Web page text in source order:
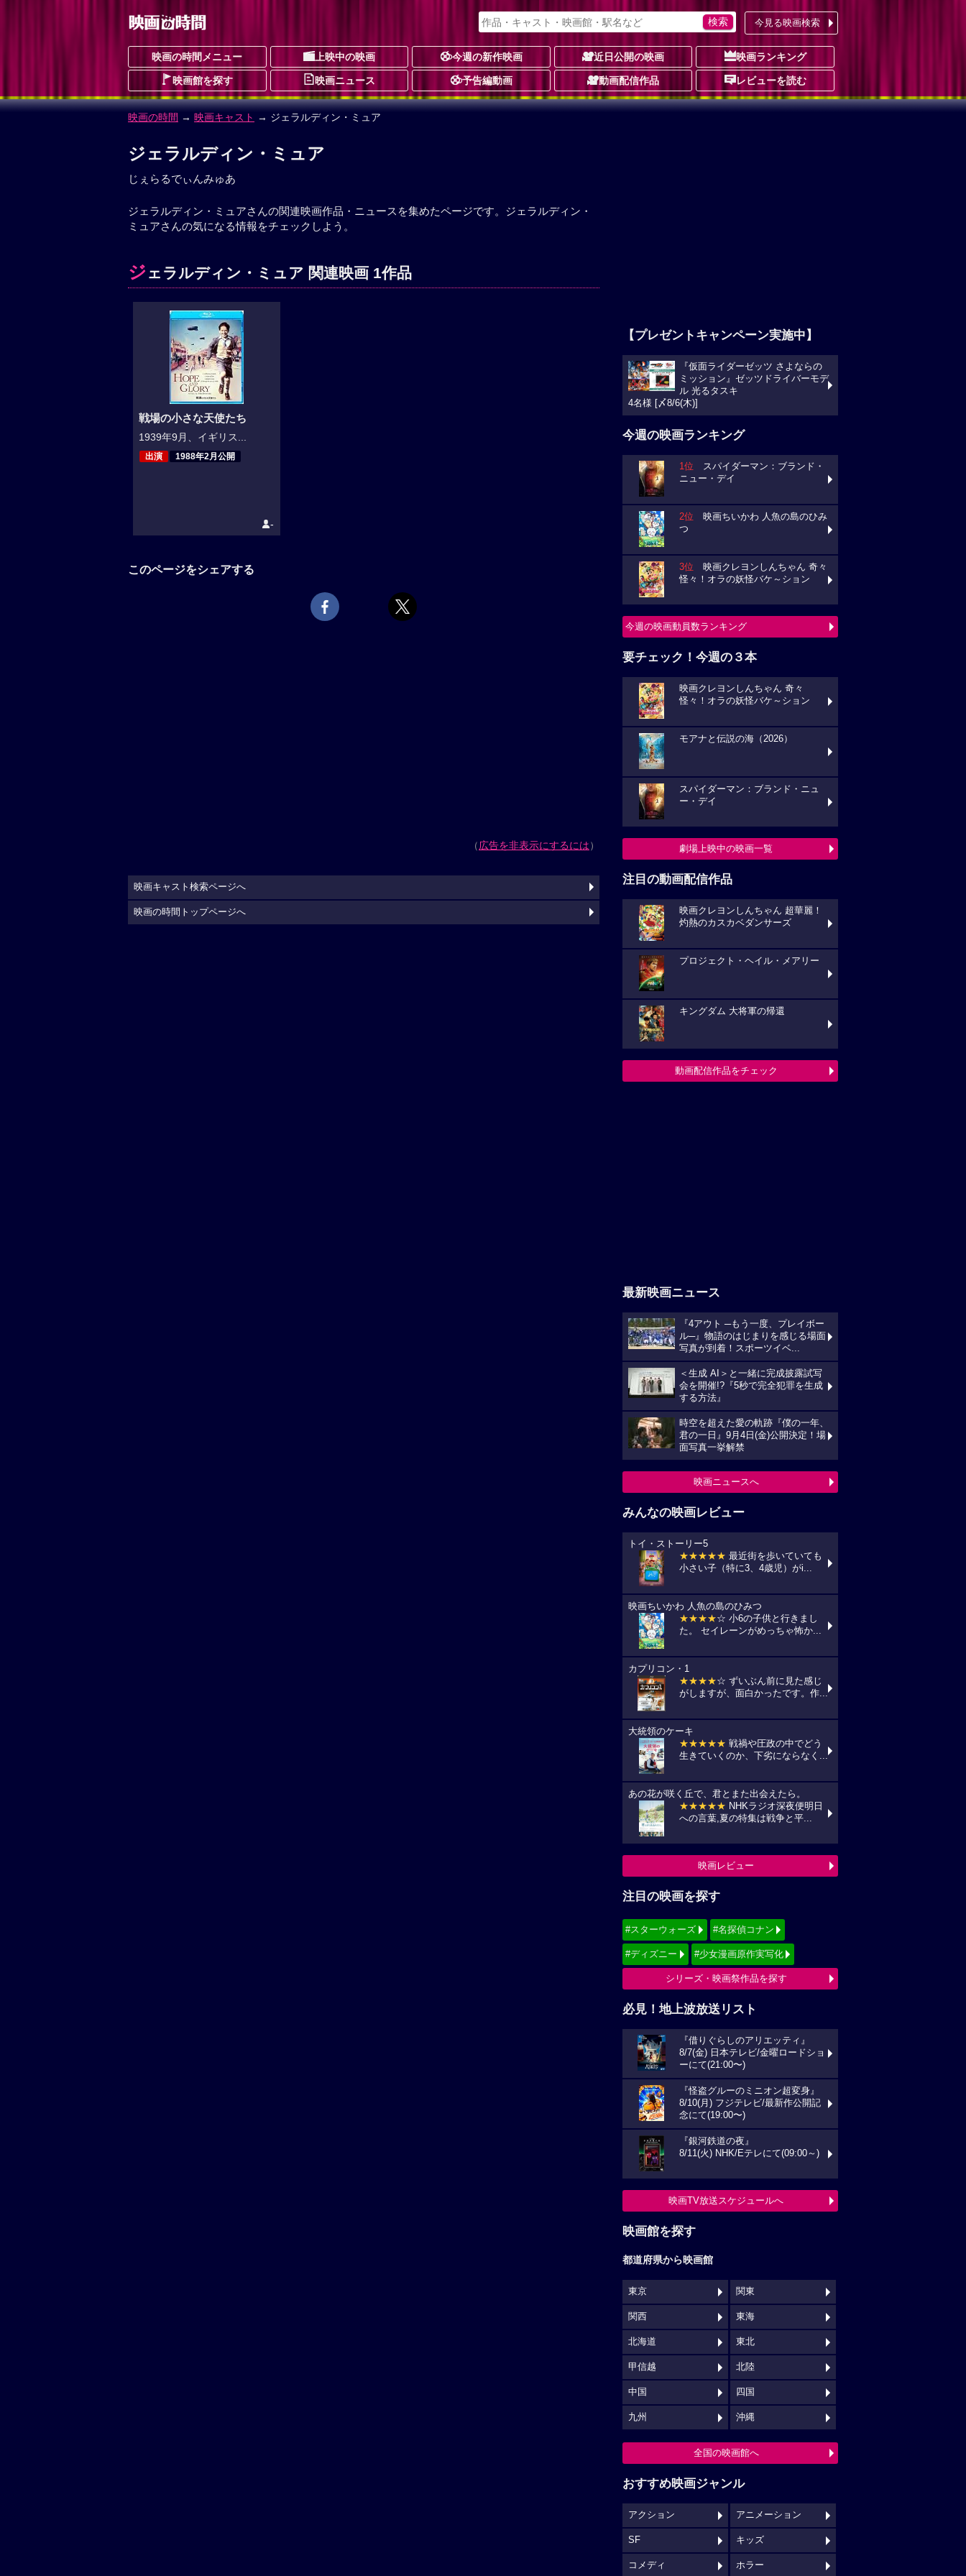
今見る映画検索
映画の時間メニュー 上映中の映画 今週の新作映画 近日公開の映画 映画ランキング
映画館を探す 映画ニュース 予告編動画 動画配信作品 レビューを読む
映画の時間 → 映画キャスト → ジェラルディン・ミュア
ジェラルディン・ミュア
じぇらるでぃんみゅあ
ジェラルディン・ミュアさんの関連映画作品・ニュースを集めたページです。ジェラルディン・
ミュアさんの気になる情報をチェックしよう。
ジ ェラルディン・ミュア 関連映画 1作品
戦場の小さな天使たち
1939年9月、イギリス...
出演 1988年2月公開
-
このページをシェアする
（広告を非表示にするには）
【プレゼントキャンペーン実施中】
『仮面ライダーゼッツ さよならの
ミッション』ゼッツドライバーモデ
ル 光るタスキ
4名様 [〆8/6(木)]
今週の映画ランキング
1位 スパイダーマン：ブランド・
ニュー・デイ
2位 映画ちいかわ 人魚の島のひみ
つ
3位 映画クレヨンしんちゃん 奇々
怪々！オラの妖怪バケ～ション
今週の映画動員数ランキング
要チェック！今週の３本
映画クレヨンしんちゃん 奇々
怪々！オラの妖怪バケ～ション
モアナと伝説の海（2026）
スパイダーマン：ブランド・ニュ
ー・デイ
劇場上映中の映画一覧
注目の動画配信作品
映画クレヨンしんちゃん 超華麗！
灼熱のカスカベダンサーズ
プロジェクト・ヘイル・メアリー
キングダム 大将軍の帰還
動画配信作品をチェック
最新映画ニュース
『4アウト ─もう一度、プレイボー
ル─』物語のはじまりを感じる場面
写真が到着！スポーツイベ...
＜生成 AI＞と一緒に完成披露試写
会を開催!?『5秒で完全犯罪を生成
する方法』
時空を超えた愛の軌跡『僕の一年、
君の一日』9月4日(金)公開決定！場
面写真一挙解禁
映画ニュースへ
みんなの映画レビュー
トイ・ストーリー5
★★★★★ 最近街を歩いていても
小さい子（特に3、4歳児）がi...
映画ちいかわ 人魚の島のひみつ
★★★★☆ 小6の子供と行きまし
た。 セイレーンがめっちゃ怖か...
カプリコン・1
★★★★☆ ずいぶん前に見た感じ
がしますが、面白かったです。作...
大統領のケーキ
★★★★★ 戦禍や圧政の中でどう
生きていくのか、下劣にならなく...
あの花が咲く丘で、君とまた出会えたら。
★★★★★ NHKラジオ深夜便明日
への言葉,夏の特集は戦争と平...
映画レビュー
注目の映画を探す
#スターウォーズ #名探偵コナン
#ディズニー #少女漫画原作実写化
シリーズ・映画祭作品を探す
必見！地上波放送リスト
『借りぐらしのアリエッティ』
8/7(金) 日本テレビ/金曜ロードショ
ーにて(21:00〜)
『怪盗グルーのミニオン超変身』
8/10(月) フジテレビ/最新作公開記
念にて(19:00〜)
『銀河鉄道の夜』
8/11(火) NHK/Eテレにて(09:00～)
映画TV放送スケジュールへ
映画館を探す
都道府県から映画館
東京 関東
関西 東海
北海道 東北
甲信越 北陸
中国 四国
九州 沖縄
全国の映画館へ
おすすめ映画ジャンル
アクション アニメーション
SF キッズ
コメディ ホラー
映画キャスト検索ページへ
映画の時間トップページへ